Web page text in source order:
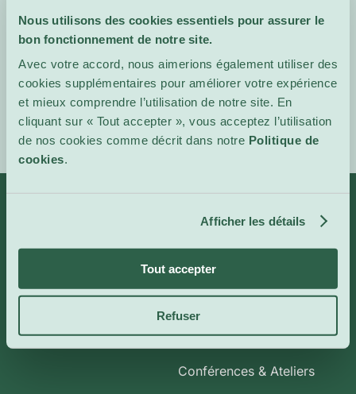
Nous utilisons des cookies essentiels pour assurer le
bon fonctionnement de notre site.
Avec votre accord, nous aimerions également utiliser des
cookies supplémentaires pour améliorer votre expérience
et mieux comprendre l’utilisation de notre site. En
cliquant sur « Tout accepter », vous acceptez l’utilisation
de nos cookies comme décrit dans notre Politique de
cookies.
Afficher les détails
Tout accepter
Refuser
une sincérité touchante.
Site de
l'événement
Contact
Art et Expositions
Cinéma Indépendant
Conférences & Ateliers